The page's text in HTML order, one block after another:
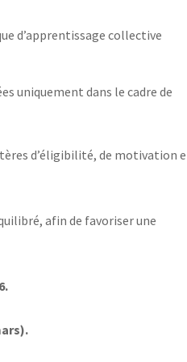
d’apprentissage collective
uniquement dans le cadre de
d’éligibilité, de motivation
afin de favoriser une